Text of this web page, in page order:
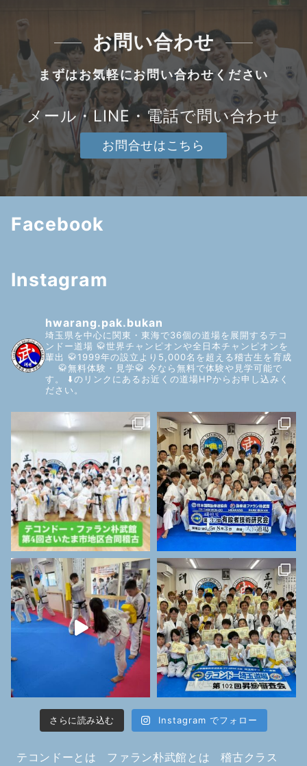
お問い合わせ
まずはお気軽にお問い合わせください
メール・LINE・電話で問い合わせ
お問合せはこちら
Facebook
Instagram
hwarang.pak.bukan
埼玉県を中心に関東・東海で36個の道場を展開するテコ
ンドー道場 🥋世界チャンピオンや全日本チャンピオンを
輩出 🥋1999年の設立より5,000名を超える稽古生を育成
🥋無料体験・見学🥋 今なら無料で体験や見学可能で
す。
⬇️のリンクにあるお近くの道場HPからお申し込みく
ださい。
さらに読み込む Instagram でフォロー
テコンドーとは ファラン朴武館とは 稽古クラス